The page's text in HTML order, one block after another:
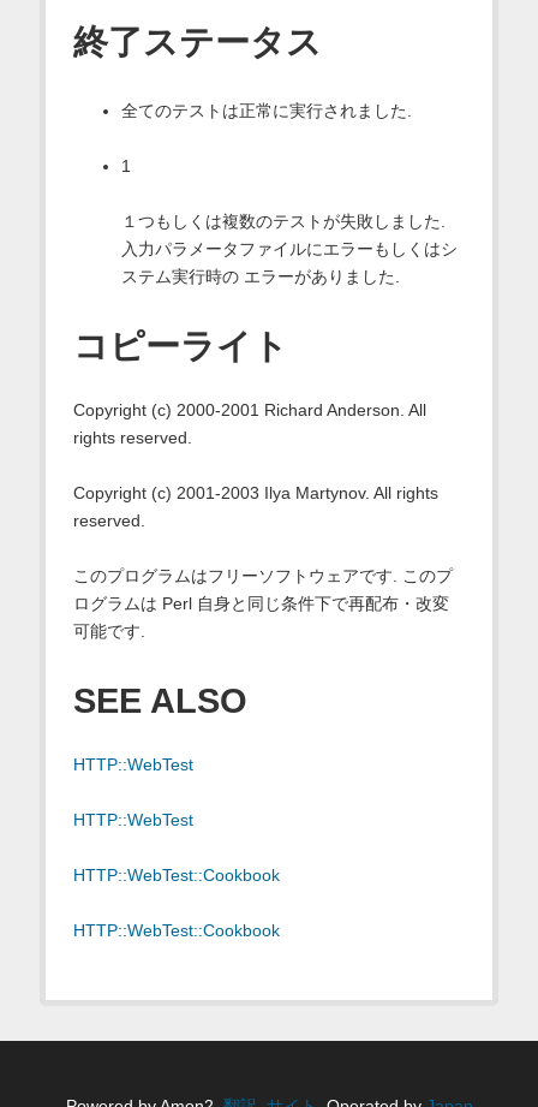
終了ステータス
全てのテストは正常に実行されました.
1
１つもしくは複数のテストが失敗しました.
入力パラメータファイルにエラーもしくはシ
ステム実行時の エラーがありました.
コピーライト
Copyright (c) 2000-2001 Richard Anderson. All
rights reserved.
Copyright (c) 2001-2003 Ilya Martynov. All rights
reserved.
このプログラムはフリーソフトウェアです. このプ
ログラムは Perl 自身と同じ条件下で再配布・改変
可能です.
SEE ALSO
HTTP::WebTest
HTTP::WebTest
HTTP::WebTest::Cookbook
HTTP::WebTest::Cookbook